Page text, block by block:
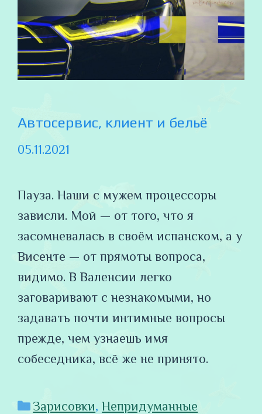
Автосервис, клиент и бельё
05.11.2021
Пауза. Наши с мужем процессоры
зависли. Мой — от того, что я
засомневалась в своём испанском, а у
Висенте — от прямоты вопроса,
видимо. В Валенсии легко
заговаривают с незнакомыми, но
задавать почти интимные вопросы
прежде, чем узнаешь имя
собеседника, всё же не принято.
Рубрики
Зарисовки,Непридуманные